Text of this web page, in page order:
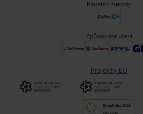
Platební metody
Způsob doručení
Projekty EU